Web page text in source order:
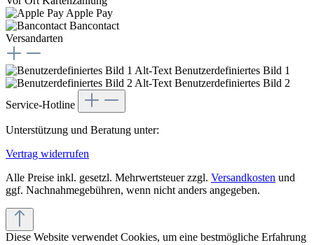
Apple Pay
Bancontact
Versandarten
Benutzerdefiniertes Bild 1
Benutzerdefiniertes Bild 2
Service-Hotline
Unterstützung und Beratung unter:
Vertrag widerrufen
Alle Preise inkl. gesetzl. Mehrwertsteuer zzgl. Versandkosten und
ggf. Nachnahmegebühren, wenn nicht anders angegeben.
Diese Website verwendet Cookies, um eine bestmögliche Erfahrung